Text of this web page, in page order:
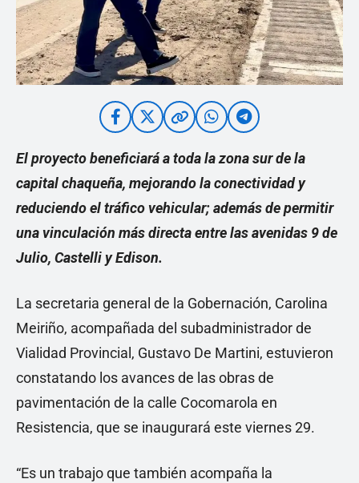
El proyecto beneficiará a toda la zona sur de la
capital chaqueña, mejorando la conectividad y
reduciendo el tráfico vehicular; además de permitir
una vinculación más directa entre las avenidas 9 de
Julio, Castelli y Edison.
La secretaria general de la Gobernación, Carolina
Meiriño, acompañada del subadministrador de
Vialidad Provincial, Gustavo De Martini, estuvieron
constatando los avances de las obras de
pavimentación de la calle Cocomarola en
Resistencia, que se inaugurará este viernes 29.
“Es un trabajo que también acompaña la